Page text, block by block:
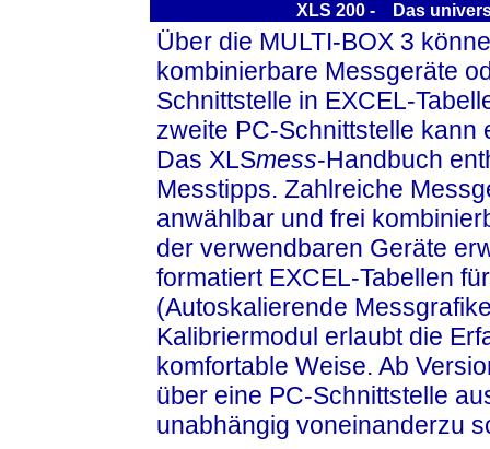
XLS 200 - Das
Über die MULTI-BOX 3
kombinierbare Messgeräte
Schnittstelle in EXCEL-
zweite PC-Schnittstelle
Das XLSmess-Handbuch
Messtipps. Zahlreiche
anwählbar und frei
der verwendbaren Geräte
formatiert EXCEL-Tabellen
(Autoskalierende
Kalibriermodul erlaubt die
komfortable Weise. Ab
über eine PC-Schnittstelle
unabhängig voneinanderzu